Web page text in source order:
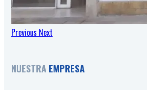
Previous Next
NUESTRA EMPRESA